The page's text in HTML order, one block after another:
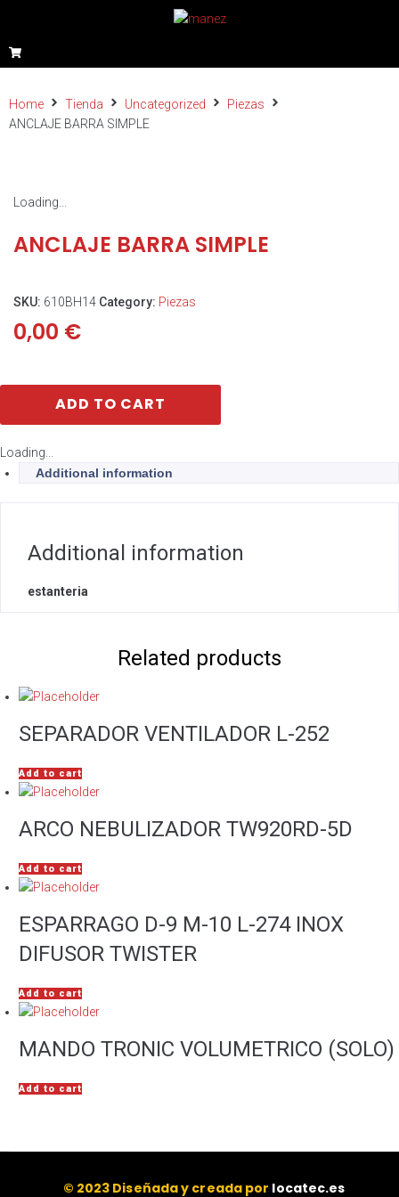
Home Tienda Uncategorized
Piezas
ANCLAJE BARRA SIMPLE
Loading...
ANCLAJE BARRA SIMPLE
SKU: 610BH14 Category: Piezas
0,00 €
ADD TO CART
Loading...
Additional information
Additional information
estanteria
Related products
SEPARADOR VENTILADOR L-252
Add to cart
ARCO NEBULIZADOR TW920RD-5D
Add to cart
ESPARRAGO D-9 M-10 L-274 INOX
DIFUSOR TWISTER
Add to cart
MANDO TRONIC VOLUMETRICO (SOLO)
Add to cart
© 2023 Diseñada y creada por locatec.es